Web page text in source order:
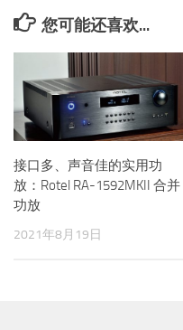
您可能还喜欢...
接口多、声音佳的实用功
放：Rotel RA-1592MKII 合并
功放
2021年8月19日